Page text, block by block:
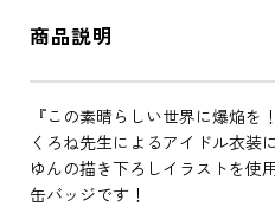
商品説明
『この素晴らしい世界に爆焔
くろね先生によるアイドル衣装
ゆんの描き下ろしイラストを使
缶バッジです！